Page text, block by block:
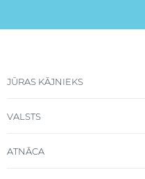
JŪRAS KĀJNIEKS
VALSTS
ATNĀCA